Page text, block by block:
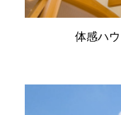
体感ハ